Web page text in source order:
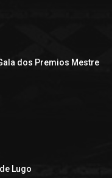
dos Premios Mestre
Lugo